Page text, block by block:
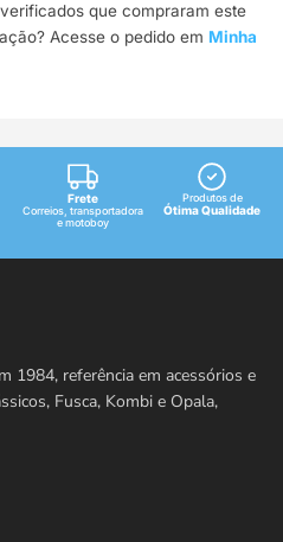
que compraram este
Acesse o pedido em Minha
Frete
Correios, transportadora
e motoboy
Produtos de
Ótima Qualidade
1984, referência em acessórios e
Fusca, Kombi e Opala,